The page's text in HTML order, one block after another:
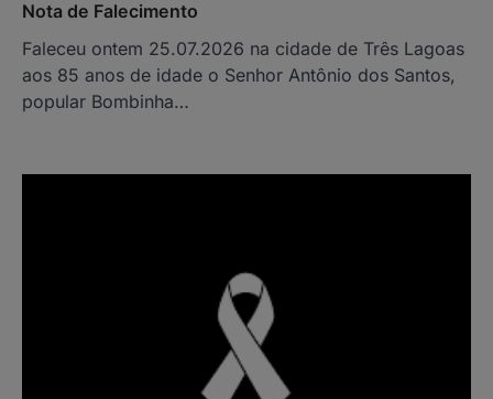
Nota de Falecimento
Faleceu ontem 25.07.2026 na cidade de Três Lagoas
aos 85 anos de idade o Senhor Antônio dos Santos,
popular Bombinha…